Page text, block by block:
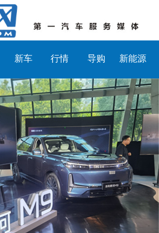
新车 行情 导购 新能源